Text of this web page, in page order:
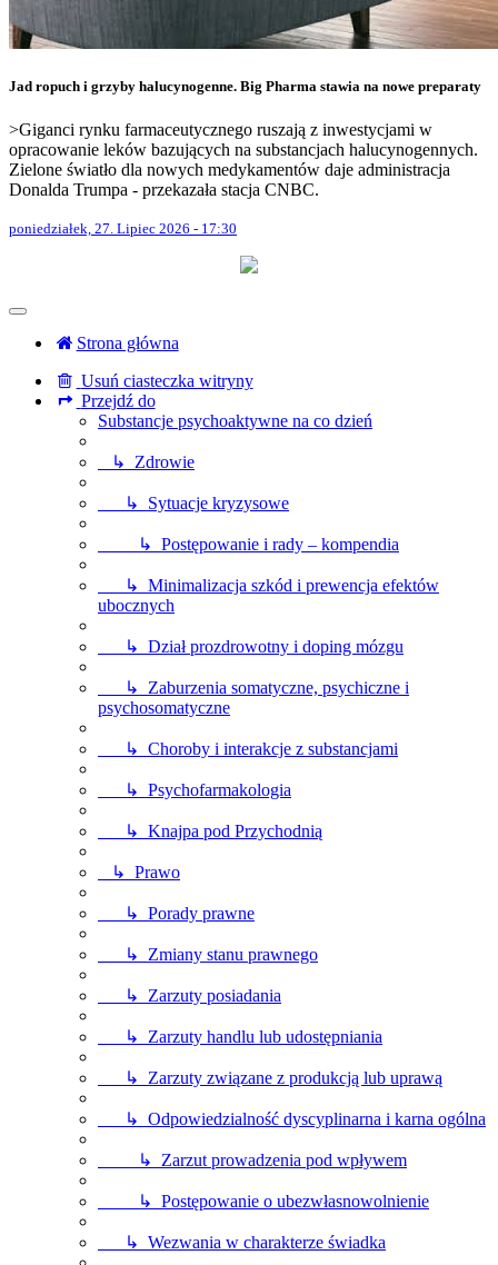
Jad ropuch i grzyby halucynogenne. Big Pharma stawia na nowe preparaty
>Giganci rynku farmaceutycznego ruszają z inwestycjami w
opracowanie leków bazujących na substancjach halucynogennych.
Zielone światło dla nowych medykamentów daje administracja
Donalda Trumpa - przekazała stacja CNBC.
poniedziałek, 27. Lipiec 2026 - 17:30
Strona główna
Usuń ciasteczka witryny
Przejdź do
Substancje psychoaktywne na co dzień
↳ Zdrowie
↳ Sytuacje kryzysowe
↳ Postępowanie i rady – kompendia
↳ Minimalizacja szkód i prewencja efektów
ubocznych
↳ Dział prozdrowotny i doping mózgu
↳ Zaburzenia somatyczne, psychiczne i
psychosomatyczne
↳ Choroby i interakcje z substancjami
↳ Psychofarmakologia
↳ Knajpa pod Przychodnią
↳ Prawo
↳ Porady prawne
↳ Zmiany stanu prawnego
↳ Zarzuty posiadania
↳ Zarzuty handlu lub udostępniania
↳ Zarzuty związane z produkcją lub uprawą
↳ Odpowiedzialność dyscyplinarna i karna ogólna
↳ Zarzut prowadzenia pod wpływem
↳ Postępowanie o ubezwłasnowolnienie
↳ Wezwania w charakterze świadka